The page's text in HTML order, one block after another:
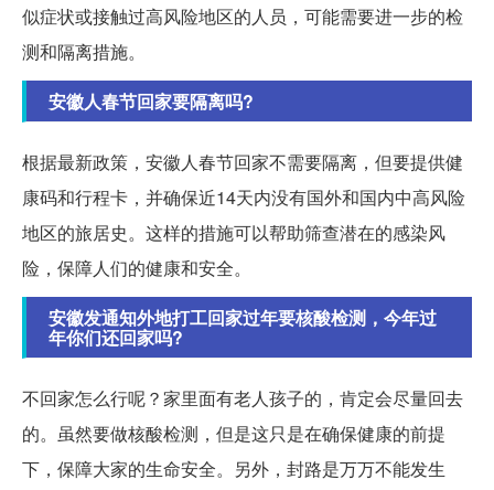
似症状或接触过高风险地区的人员，可能需要进一步的检
测和隔离措施。
安徽人春节回家要隔离吗?
根据最新政策，安徽人春节回家不需要隔离，但要提供健
康码和行程卡，并确保近14天内没有国外和国内中高风险
地区的旅居史。这样的措施可以帮助筛查潜在的感染风
险，保障人们的健康和安全。
安徽发通知外地打工回家过年要核酸检测，今年过
年你们还回家吗?
不回家怎么行呢？家里面有老人孩子的，肯定会尽量回去
的。虽然要做核酸检测，但是这只是在确保健康的前提
下，保障大家的生命安全。另外，封路是万万不能发生